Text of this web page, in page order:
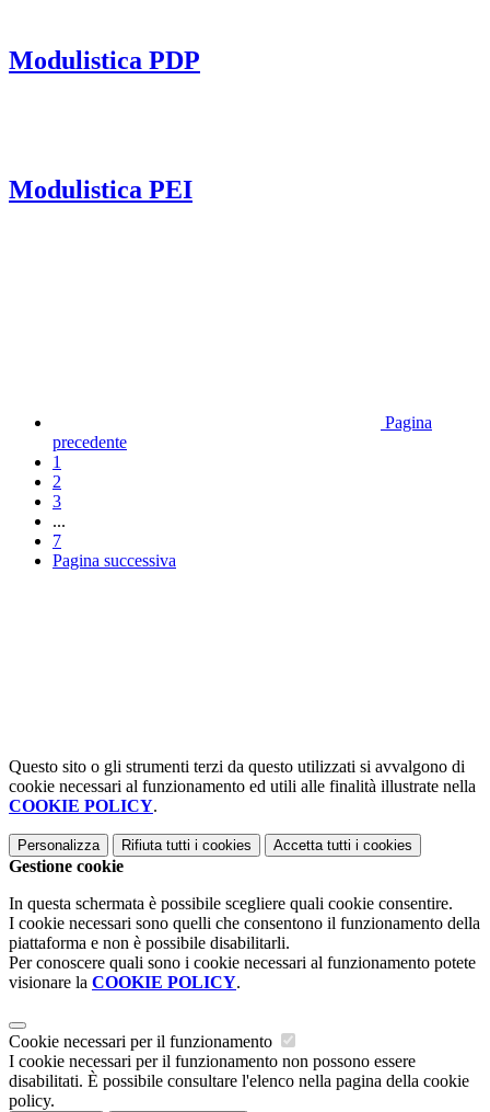
Modulistica PDP
Modulistica PEI
Pagina
precedente
1
2
3
...
7
Pagina successiva
Questo sito o gli strumenti terzi da questo utilizzati si avvalgono di
cookie necessari al funzionamento ed utili alle finalità illustrate nella
COOKIE POLICY.
Personalizza Rifiuta tutti i cookies Accetta tutti i cookies
Gestione cookie
In questa schermata è possibile scegliere quali cookie consentire.
I cookie necessari sono quelli che consentono il funzionamento della
piattaforma e non è possibile disabilitarli.
Per conoscere quali sono i cookie necessari al funzionamento potete
visionare la COOKIE POLICY.
Cookie necessari per il funzionamento
I cookie necessari per il funzionamento non possono essere
disabilitati. È possibile consultare l'elenco nella pagina della cookie
policy.